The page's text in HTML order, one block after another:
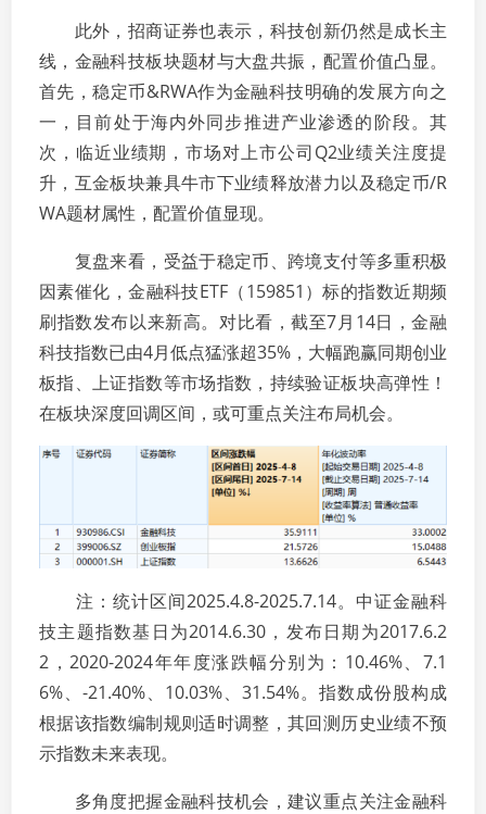
此外，招商证券也表示，科技创新仍然是成长主
线，金融科技板块题材与大盘共振，配置价值凸显。
首先，稳定币&RWA作为金融科技明确的发展方向之
一，目前处于海内外同步推进产业渗透的阶段。其
次，临近业绩期，市场对上市公司Q2业绩关注度提
升，互金板块兼具牛市下业绩释放潜力以及稳定币/R
WA题材属性，配置价值显现。
复盘来看，受益于稳定币、跨境支付等多重积极
因素催化，金融科技ETF（159851）标的指数近期频
刷指数发布以来新高。对比看，截至7月14日，金融
科技指数已由4月低点猛涨超35%，大幅跑赢同期创业
板指、上证指数等市场指数，持续验证板块高弹性！
在板块深度回调区间，或可重点关注布局机会。
注：统计区间2025.4.8-2025.7.14。中证金融科
技主题指数基日为2014.6.30，发布日期为2017.6.2
2，2020-2024年年度涨跌幅分别为：10.46%、7.1
6%、-21.40%、10.03%、31.54%。指数成份股构成
根据该指数编制规则适时调整，其回测历史业绩不预
示指数未来表现。
多角度把握金融科技机会，建议重点关注金融科